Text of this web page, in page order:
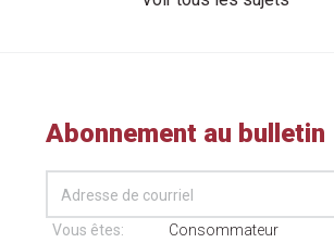
Abonnement au bulletin
Vous êtes:
Consommateur